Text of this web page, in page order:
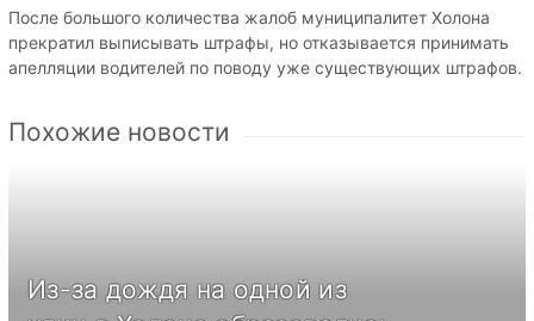
После большого количества жалоб муниципалитет Холона
прекратил выписывать штрафы, но отказывается принимать
апелляции водителей по поводу уже существующих штрафов.
Похожие новости
Из-за дождя на одной из